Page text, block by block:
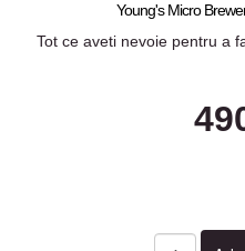
Young's Micro
Tot ce aveti nevoie pentru a